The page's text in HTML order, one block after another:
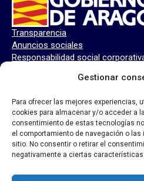
Gestionar
Para ofrecer las mejores experiencias,
cookies para almacenar y/o acceder a
consentimiento de estas tecnologías
el comportamiento de navegación o
sitio. No consentir o retirar el
negativamente a ciertas
Transparencia
Anuncios sociales
Responsabilidad social